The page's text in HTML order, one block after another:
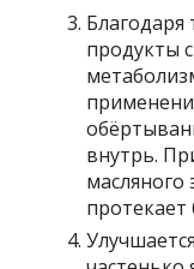
Благодаря
продукты
внутрь.
масляного
протекает